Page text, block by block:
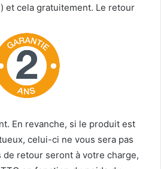
et cela gratuitement. Le retour
En revanche, si le produit est
celui-ci ne vous sera pas
retour seront à votre charge,